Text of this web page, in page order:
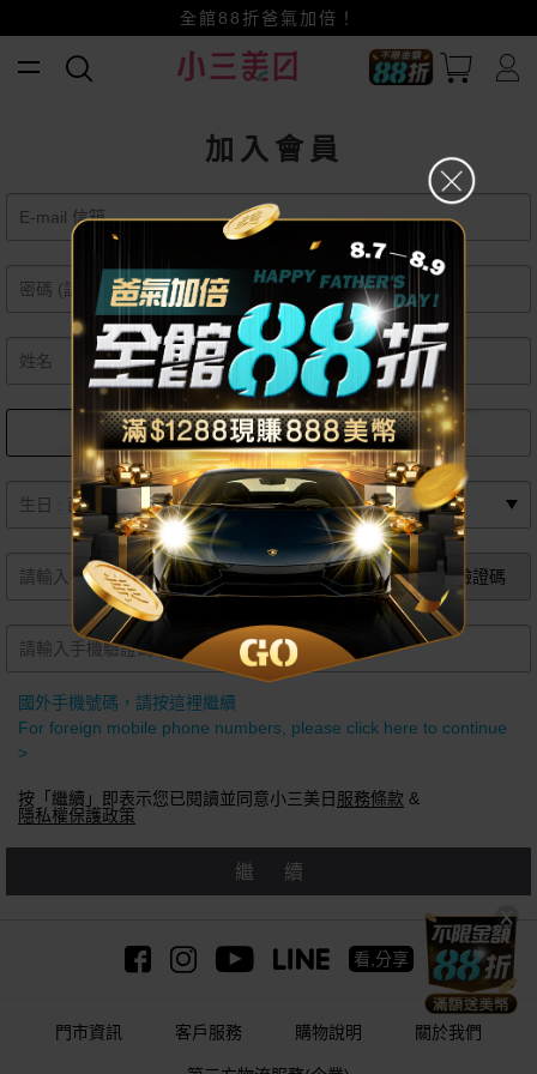
賺美幣~換好禮~立即換GO~
小三美日x全支付~美幣+全點折上折超划算
全館88折爸氣加倍！
加入會員
女 男
月 日
獲取手機驗證碼
國外手機號碼，請按這裡繼續
For foreign mobile phone numbers, please click here to continue
>
按「繼續」即表示您已閱讀並同意小三美日 服務條款 &
隱私權保護政策
繼續
看,分享
購物說明
客戶服務 關於我們
門市資訊